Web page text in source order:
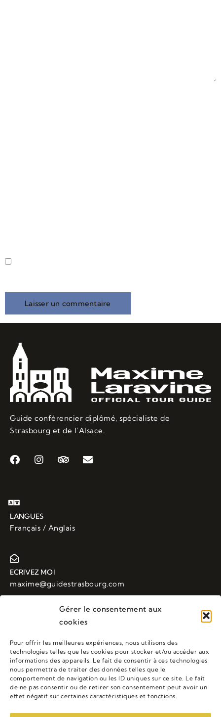
Gérer le consentement aux
cookies
Pour offrir les meilleures expériences, nous utilisons des
technologies telles que les cookies pour stocker et/ou accéder aux
informations des appareils. Le fait de consentir à ces technologies
nous permettra de traiter des données telles que le
comportement de navigation ou les ID uniques sur ce site. Le fait
de ne pas consentir ou de retirer son consentement peut avoir un
effet négatif sur certaines caractéristiques et fonctions.
Guide conférencier diplômé, spécialiste de
Strasbourg et de l’Alsace.
LANGUES
Français / Anglais
ECRIVEZ MOI
maxime@guidestrasbourg.com
+33 (0)6 88 43 48 23
LIENS UTILES
Accueil Visites Guidées Tarifs